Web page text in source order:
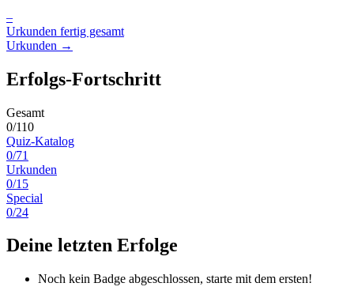
–
Urkunden fertig gesamt
Urkunden →
Erfolgs-Fortschritt
Gesamt
0/110
Quiz-Katalog
0/71
Urkunden
0/15
Special
0/24
Deine letzten Erfolge
Noch kein Badge abgeschlossen, starte mit dem ersten!